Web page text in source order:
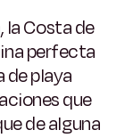
la Costa de
perfecta
de playa
que
de alguna